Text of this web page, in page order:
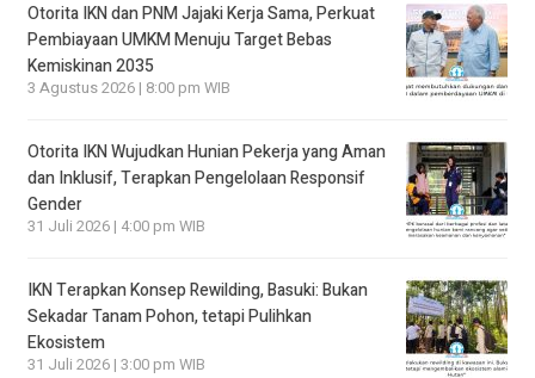
Otorita IKN dan PNM Jajaki Kerja Sama, Perkuat
Pembiayaan UMKM Menuju Target Bebas
Kemiskinan 2035
3 Agustus 2026 | 8:00 pm WIB
Otorita IKN Wujudkan Hunian Pekerja yang Aman
dan Inklusif, Terapkan Pengelolaan Responsif
Gender
31 Juli 2026 | 4:00 pm WIB
IKN Terapkan Konsep Rewilding, Basuki: Bukan
Sekadar Tanam Pohon, tetapi Pulihkan
Ekosistem
31 Juli 2026 | 3:00 pm WIB